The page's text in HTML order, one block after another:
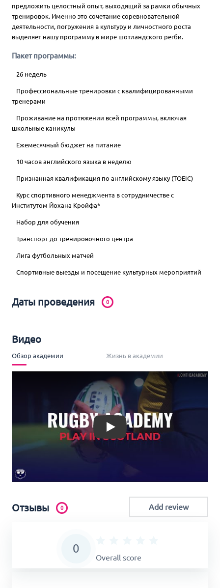
предложить целостный опыт, выходящий за рамки обычных
тренировок. Именно это сочетание соревновательной
деятельности, погружения в культуру и личностного роста
выделяет нашу программу в мире шотландского регби.
Пакет программы:
26 недель
Профессиональные тренировки с квалифицированными
тренерами
Проживание на протяжении всей программы, включая
школьные каникулы
Ежемесячный бюджет на питание
10 часов английского языка в неделю
Признанная квалификация по английскому языку (TOEIC)
Курс спортивного менеджмента в сотрудничестве с
Институтом Йохана Кройфа*
Набор для обучения
Транспорт до тренировочного центра
Лига футбольных матчей
Спортивные выезды и посещение культурных мероприятий
Даты проведения 0
Видео
Обзор академии Жизнь в академии
Play
Отзывы 0 Add review
0
Overall score